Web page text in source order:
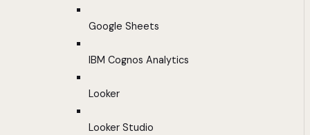
Google Sheets
IBM Cognos Analytics
Looker
Looker Studio